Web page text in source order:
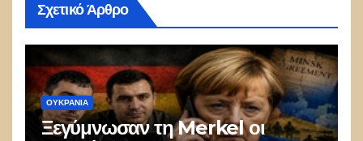
Σχετικό Άρθρο
ΟΥΚΡΑΝΊΑ
Ξεγύμνωσαν τη Merkel οι